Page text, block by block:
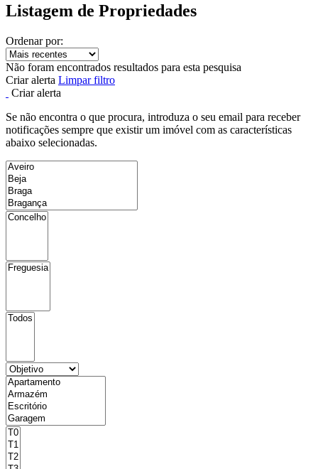
Listagem de Propriedades
Ordenar por:
Não foram encontrados resultados para esta pesquisa
Criar alerta Limpar filtro
Criar alerta
Se não encontra o que procura, introduza o seu email para receber
notificações sempre que existir um imóvel com as características
abaixo selecionadas.